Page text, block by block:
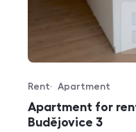
Apartment for
Budějovice 3
Offer type
Rent
Property type
Apartment